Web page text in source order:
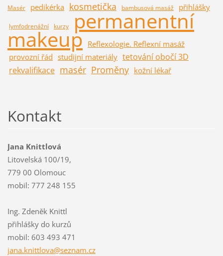
Masér
pedikérka kosmetička bambusová masáž přihlášky
lymfodrenážní kurzy permanentní
makeup Reflexologie. Reflexní masáž
provozní řád studijní materiály tetování obočí 3D
rekvalifikace masér Proměny kožní lékař
Kontakt
Jana Knittlová
Litovelská 100/19,
779 00 Olomouc
mobil: 777 248 155
Ing. Zdeněk Knittl
přihlášky do kurzů
mobil: 603 493 471
jana.knittlova@seznam.cz